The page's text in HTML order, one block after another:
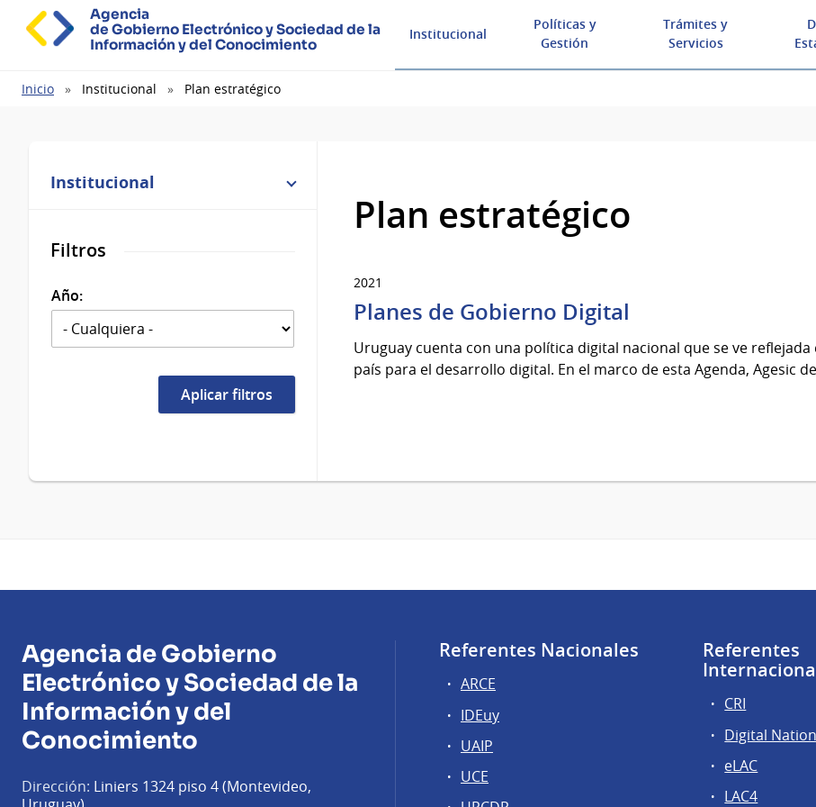
Agencia
de Gobierno Electrónico y Sociedad de la
Información y del Conocimiento
Institucional
Políticas y
Gestión
Trámites y
Servicios
Ruta
Inicio Institucional Plan estratégico
Institucional
Filtros
Año:
Plan estratégico
2021
Planes de Gobierno Digital
Uruguay cuenta con una política digital nacional que se ve
país para el desarrollo digital. En el marco de esta Agenda, Agesic
Agencia de Gobierno
Electrónico y Sociedad de la
Información y del
Conocimiento
Dirección: Liniers 1324 piso 4 (Montevideo,
Referentes Nacionales
ARCE
IDEuy
UAIP
UCE
Referentes
CRI
Digital
eLAC
LAC4